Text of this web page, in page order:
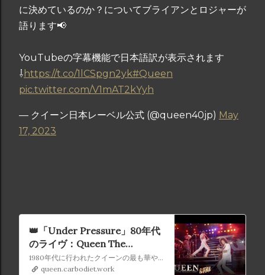
に決めているのか？についてブライアンとロジャーが
語ります📢
YouTubeの字幕機能で日本語訳が表示されます
⇩ https://t.co/1lCSpgn2yk#Queen
pic.twitter.com/V1mAT2kYyh
— クイーン日本レーベル公式 (@queen40jp) May
17, 2023
👑「Under Pressure」80年代
のライヴ：Queen The
Greatest Live (エピソード16) 1980年代に行われたクイーンの最も華やかなコンサートから象徴的なステージ衣装の数々がご覧になれる「Under Pressure」のパフォーマンスをまとめたものをご紹介。80年代はクイーンのライブが絶頂期を迎え、世界中の聴衆を驚かせ続けた10年間でした。
queen.carbodiet.work